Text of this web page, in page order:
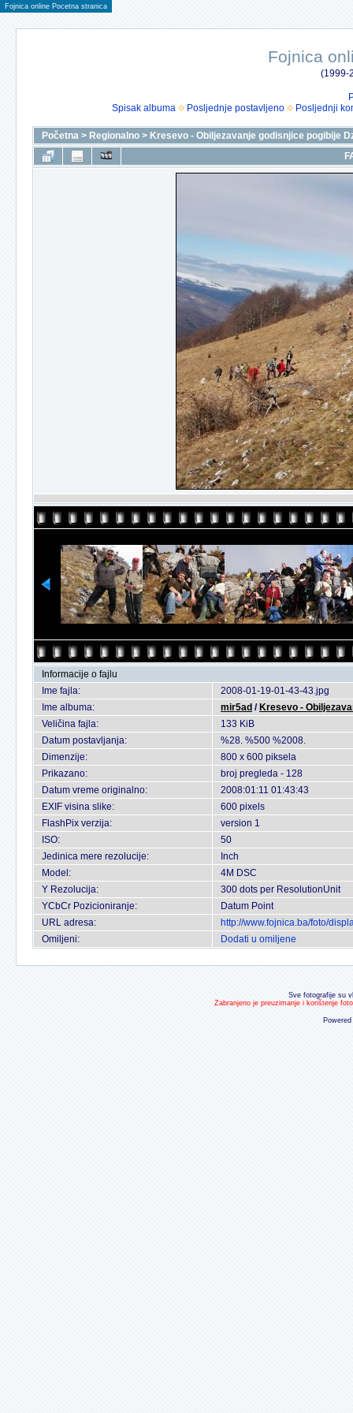
Fojnica online Pocetna stranica
Fojnica
(1999-
Spisak albuma
Posljednje postavljeno Posljednji
Početna > Regionalno > Kresevo - Obiljezavanje godisnjice pogibije
Informacije o fajlu
Ime fajla:
2008-01-19-01-43-43.jpg
Ime albuma:
mir5ad / Kresevo -
Veličina fajla:
133 KiB
Datum postavljanja:
%28. %500 %2008.
Dimenzije:
800 x 600 piksela
Prikazano:
broj pregleda - 128
Datum vreme originalno:
2008:01:11 01:43:43
EXIF visina slike:
600 pixels
FlashPix verzija:
version 1
ISO:
50
Jedinica mere rezolucije:
Inch
Model:
4M DSC
Y Rezolucija:
300 dots per ResolutionUnit
YCbCr Pozicioniranje:
Datum Point
URL adresa:
http://www.fojnica.ba/foto/
Omiljeni:
Dodati u omiljene
Sve fotografije su
Zabranjeno je preuzimanje i korištenje